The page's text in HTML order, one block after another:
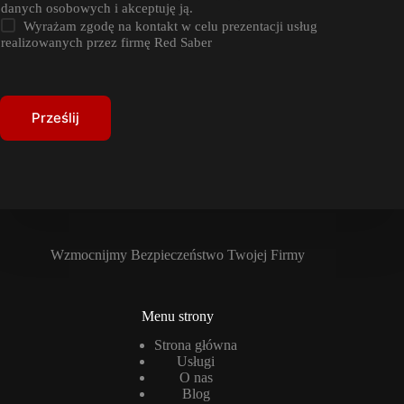
i
o
danych osobowych i akceptuję ją.
Wyrażam zgodę na kontakt w celu prezentacji usług
realizowanych przez firmę Red Saber
Prześlij
Wzmocnijmy Bezpieczeństwo Twojej Firmy
Menu strony
Strona główna
Usługi
O nas
Blog